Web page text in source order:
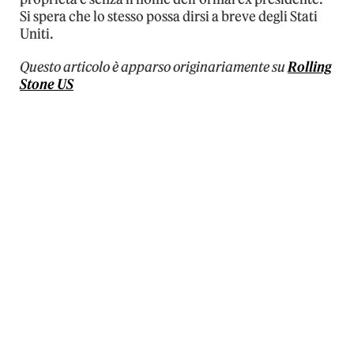
Si spera che lo stesso possa dirsi a breve degli Stati
Uniti.
Questo articolo è apparso originariamente suRolling
Stone US